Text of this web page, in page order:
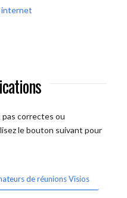
internet
correctes ou
le bouton suivant pour
de réunions Visios